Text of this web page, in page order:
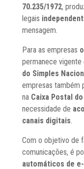
70.235/1972,
legais
mensagem.
Para as empresas
permanece vigente
do Simples
empresas também
na Caixa Postal
necessidade de
canais digitais.
Com o objetivo de
comunicações, é
automáticos de